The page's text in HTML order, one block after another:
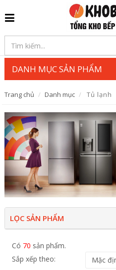
DANH MỤC SẢN PHẨM
Trang chủ Danh mục Tủ lạnh
LỌC SẢN PHẨM
Có 70 sản phẩm.
Sắp xếp theo: